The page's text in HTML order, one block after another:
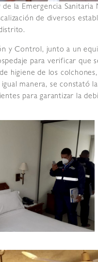
la Emergencia
de diversos
y Control, junto a un
para verificar que
higiene de los
manera, se constató
para garantizar la